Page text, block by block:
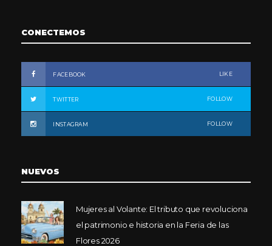
CONECTEMOS
FACEBOOK LIKE
TWITTER FOLLOW
INSTAGRAM FOLLOW
NUEVOS
Mujeres al Volante: El tributo que revoluciona
el patrimonio e historia en la Feria de las
Flores 2026